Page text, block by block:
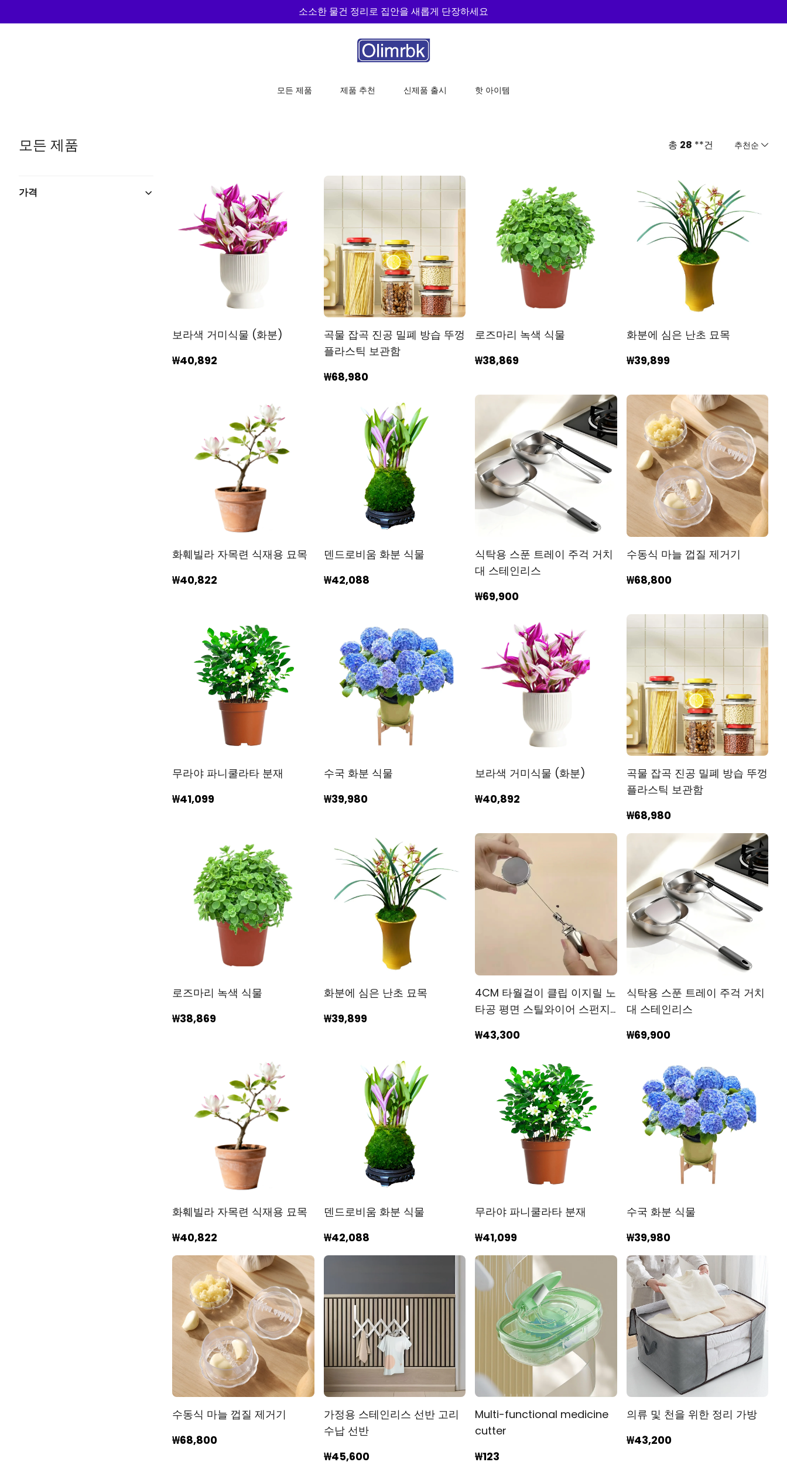
소소한 물건 정리로 집안을 새롭게 단장하세요
모든 제품 제품 추천 신제품 출시 핫 아이템
모든 제품 총 28 **건 추천순
낮은 가격순
높은 가격순
최신순
역순
가격
보라색 거미식물 (화분)
₩40,892
곡물 잡곡 진공 밀폐 방습 뚜껑
플라스틱 보관함
₩68,980
로즈마리 녹색 식물
₩38,869
화분에 심은 난초 묘목
₩39,899
화훼빌라 자목련 식재용 묘목
₩40,822
덴드로비움 화분 식물
₩42,088
식탁용 스푼 트레이 주걱 거치
대 스테인리스
₩69,900
수동식 마늘 껍질 제거기
₩68,800
무라야 파니쿨라타 분재
₩41,099
수국 화분 식물
₩39,980
보라색 거미식물 (화분)
₩40,892
곡물 잡곡 진공 밀폐 방습 뚜껑
플라스틱 보관함
₩68,980
로즈마리 녹색 식물
₩38,869
화분에 심은 난초 묘목
₩39,899
4CM 타월걸이 클립 이지릴 노
타공 평면 스틸와이어 스펀지
₩43,300
식탁용 스푼 트레이 주걱 거치
대 스테인리스
₩69,900
화훼빌라 자목련 식재용 묘목
₩40,822
덴드로비움 화분 식물
₩42,088
무라야 파니쿨라타 분재
₩41,099
수국 화분 식물
₩39,980
수동식 마늘 껍질 제거기
₩68,800
가정용 스테인리스 선반 고리
수납 선반
₩45,600
Multi-functional medicine
cutter
₩123
의류 및 천을 위한 정리 가방
₩43,200